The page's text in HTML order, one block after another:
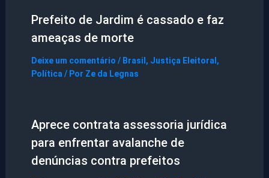
Prefeito de Jardim é cassado e faz
ameaças de morte
Deixe um comentário / Brasil , Justiça Eleitoral ,
Política/ Por Ze da Legnas
Aprece contrata assessoria jurídica
para enfrentar avalanche de
denúncias contra prefeitos